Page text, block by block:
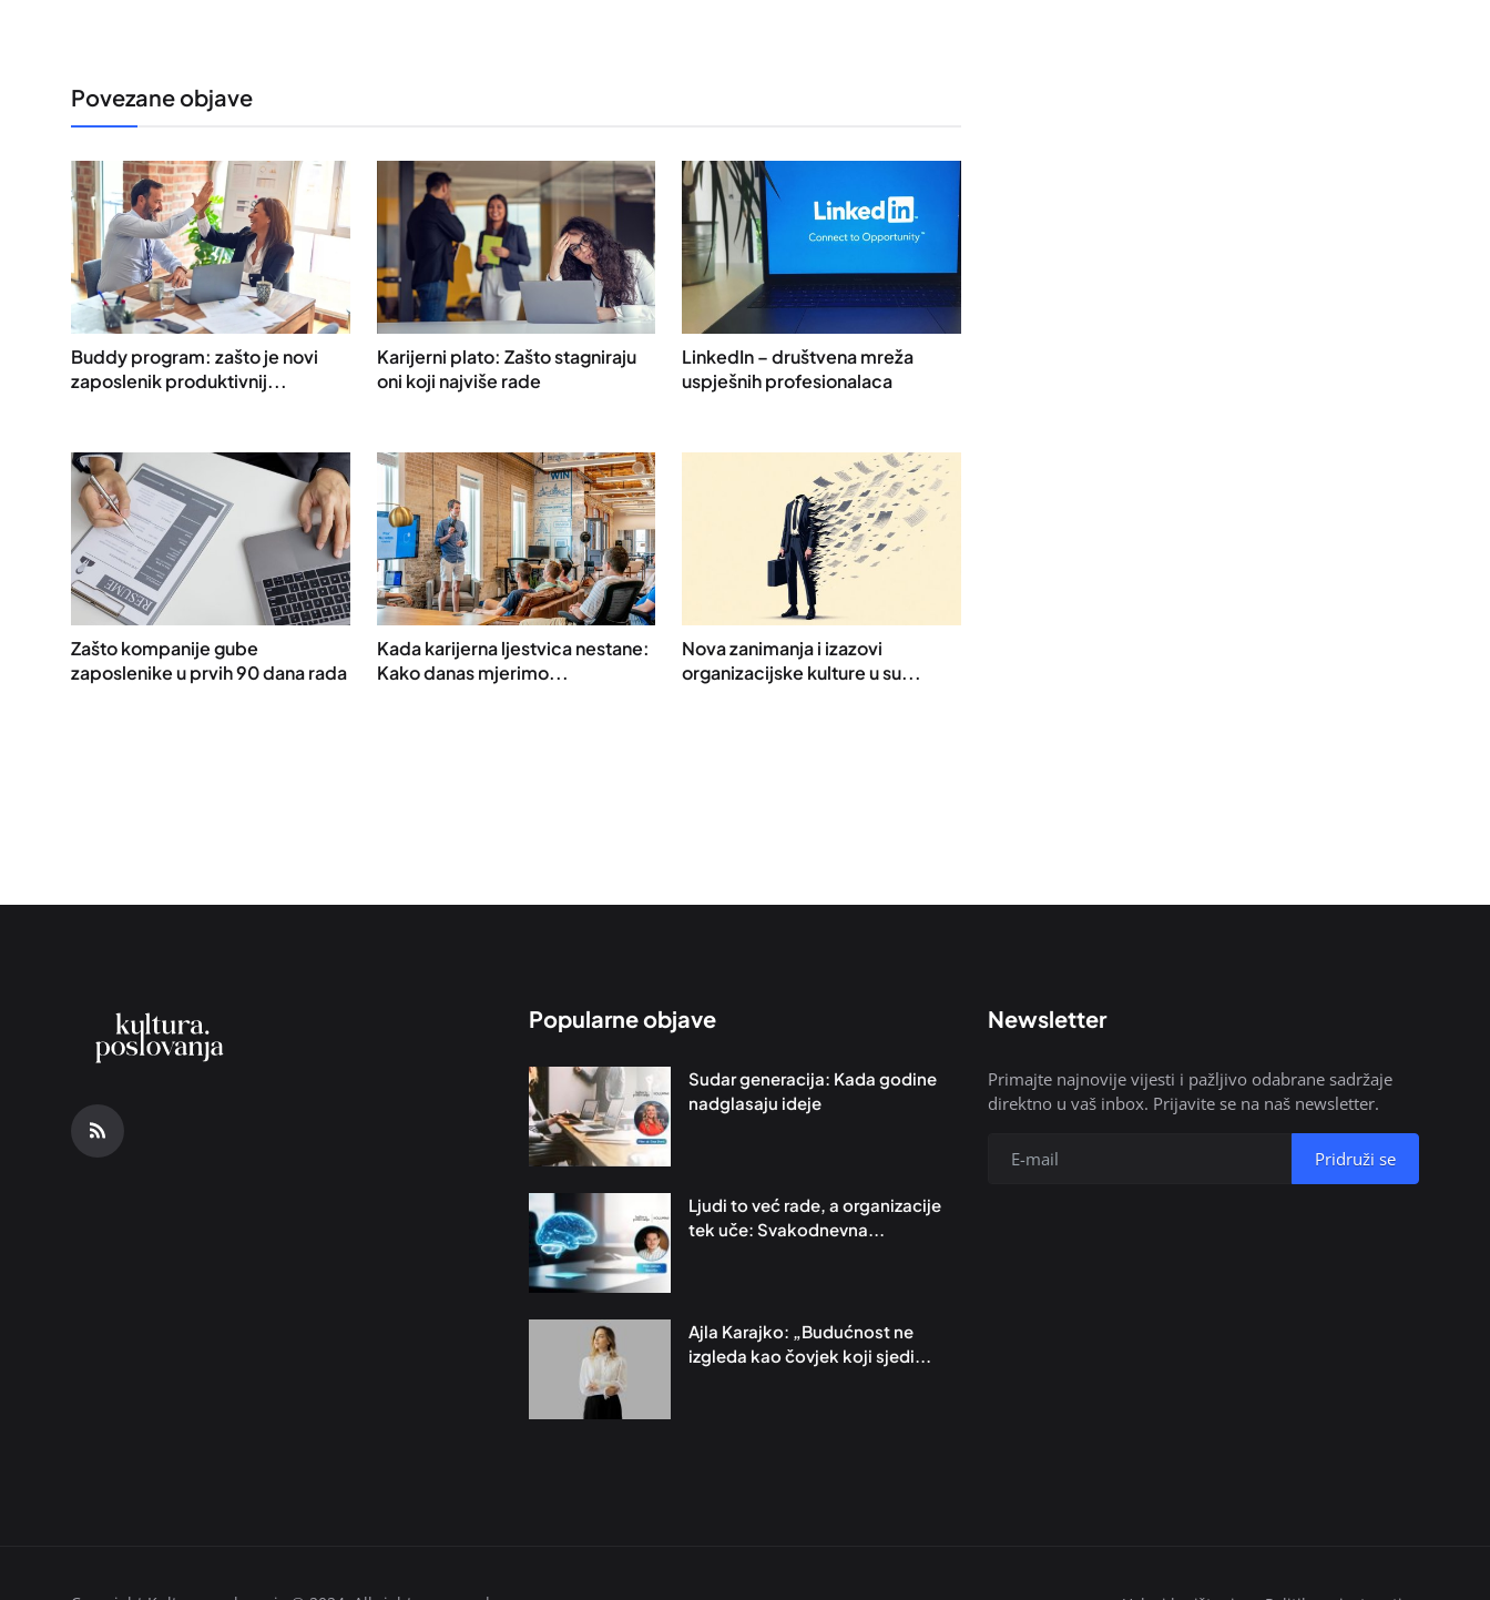
Povezane objave
Buddy program: zašto je novi
zaposlenik produktivnij...
Karijerni plato: Zašto stagniraju
oni koji najviše rade
LinkedIn – društvena mreža
uspješnih profesionalaca
Zašto kompanije gube
zaposlenike u prvih 90 dana rada
Kada karijerna ljestvica nestane:
Kako danas mjerimo...
Nova zanimanja i izazovi
organizacijske kulture u su...
Popularne objave
Sudar generacija: Kada godine
nadglasaju ideje
Ljudi to već rade, a organizacije
tek uče: Svakodnevna...
Ajla Karajko: „Budućnost ne
izgleda kao čovjek koji sjedi...
Newsletter
Primajte najnovije vijesti i pažljivo odabrane sadržaje
direktno u vaš inbox. Prijavite se na naš newsletter.
Pridruži se